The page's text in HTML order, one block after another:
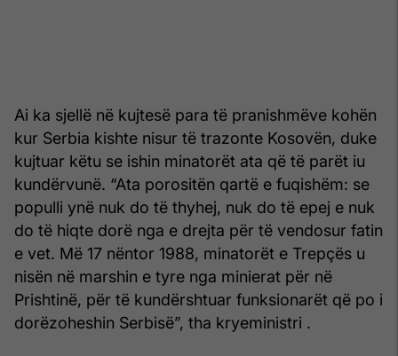
Ai ka sjellë në kujtesë para të pranishmëve kohën
kur Serbia kishte nisur të trazonte Kosovën, duke
kujtuar këtu se ishin minatorët ata që të parët iu
kundërvunë. “Ata porositën qartë e fuqishëm: se
populli ynë nuk do të thyhej, nuk do të epej e nuk
do të hiqte dorë nga e drejta për të vendosur fatin
e vet. Më 17 nëntor 1988, minatorët e Trepçës u
nisën në marshin e tyre nga minierat për në
Prishtinë, për të kundërshtuar funksionarët që po i
dorëzoheshin Serbisë”, tha kryeministri .